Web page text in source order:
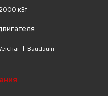
2000 кВт
Baudouin